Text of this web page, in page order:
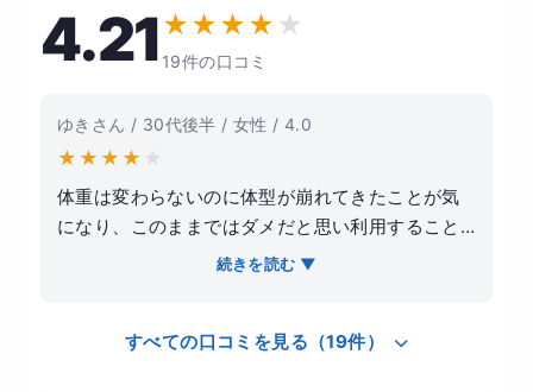
4.21★★★★ ★
19件の口コミ
ゆきさん / 30代後半 / 女性 / 4.0
★ ★ ★ ★ ★
体重は変わらないのに体型が崩れてきたことが気
になり、このままではダメだと思い利用すること
にしました。まだ新しいこともあり綺麗で清潔感
ったです。インストラクターさんも丁寧に教えて
続きを読む ▼
すべての口コミを見る（19件）